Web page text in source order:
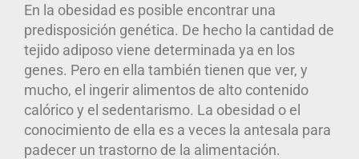
En la obesidad es posible encontrar una
predisposición genética. De hecho la cantidad de
tejido adiposo viene determinada ya en los
genes. Pero en ella también tienen que ver, y
mucho, el ingerir alimentos de alto contenido
calórico y el sedentarismo. La obesidad o el
conocimiento de ella es a veces la antesala para
padecer un trastorno de la alimentación.